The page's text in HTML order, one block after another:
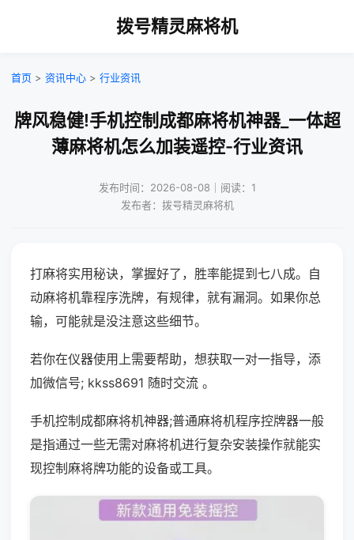
拨号精灵麻将机
首页 > 资讯中心 > 行业资讯
牌风稳健!手机控制成都麻将机神器_一体超
薄麻将机怎么加装遥控-行业资讯
发布时间：2026-08-08｜阅读：1
发布者：拨号精灵麻将机
打麻将实用秘诀，掌握好了，胜率能提到七八成。自
动麻将机靠程序洗牌，有规律，就有漏洞。如果你总
输，可能就是没注意这些细节。
若你在仪器使用上需要帮助，想获取一对一指导，添
加微信号; kkss8691 随时交流 。
手机控制成都麻将机神器;普通麻将机程序控牌器一般
是指通过一些无需对麻将机进行复杂安装操作就能实
现控制麻将牌功能的设备或工具。